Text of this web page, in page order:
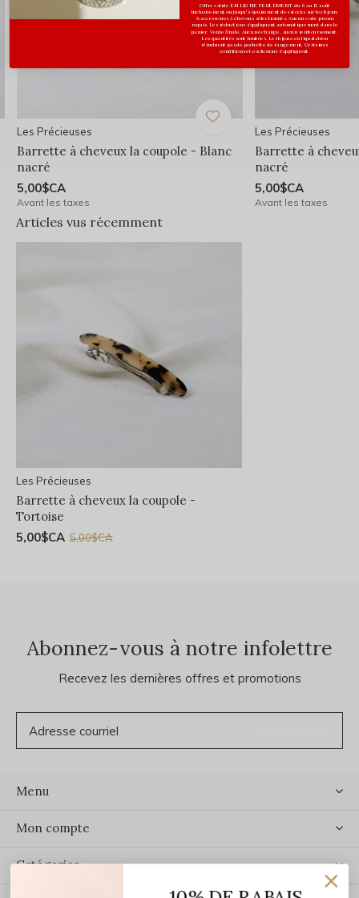
Les Précieuses
Barrette à cheveux la coupole - Blanc
nacré
5,00$CA
Avant les taxes
Les Précieuses
Barrette à
nacré
5,00$CA
Avant les taxes
Articles vus récemment
Les Précieuses
Barrette à cheveux la coupole -
Tortoise
5,00$CA 5,00$CA
Abonnez-vous à notre infolettre
Recevez les dernières offres et promotions
Menu
Mon compte
Catégories
Offre valide EN LIGNE SEULEMENT du 6 au 12 août
inclusivement ou jusqu'à épuisement des stocks sur les bijoux
& accessoires à cheveux sélectionnés. Aucun code promo
requis. Les réductions s’appliquent automatiquement dans le
panier. Vente finale. Aucun échange, aucun remboursement.
Les quantités sont limitées. Les bijoux en liquidation
n'incluent pas de pochette de rangement. Certaines
conditions et exclusions s'appliquent.